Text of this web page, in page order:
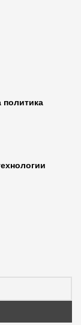
политика